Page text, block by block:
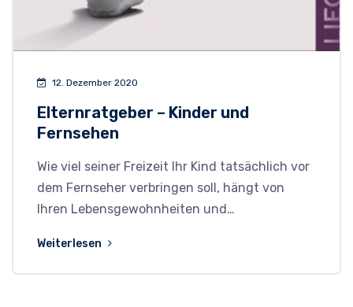
12. Dezember 2020
Elternratgeber – Kinder und
Fernsehen
Wie viel seiner Freizeit Ihr Kind tatsächlich vor
dem Fernseher verbringen soll, hängt von
Ihren Lebensgewohnheiten und…
Weiterlesen